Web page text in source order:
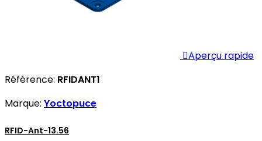
Aperçu rapide
Référence: RFIDANT1
Marque: Yoctopuce
RFID-Ant-13.56